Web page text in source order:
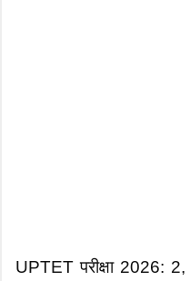
UPTET परीक्षा 2026: